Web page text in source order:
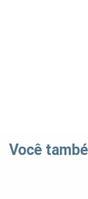
Você